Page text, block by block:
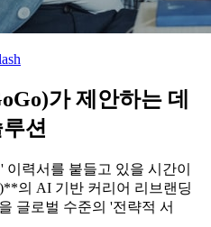
가 제안하는 데
션
력서를 붙들고 있을 시간이
의 AI 기반 커리어 리브랜딩
글로벌 수준의 '전략적 서